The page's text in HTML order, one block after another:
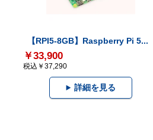
【RPI5-8GB】Raspberry Pi 5...
￥33,900
税込￥37,290
詳細を見る